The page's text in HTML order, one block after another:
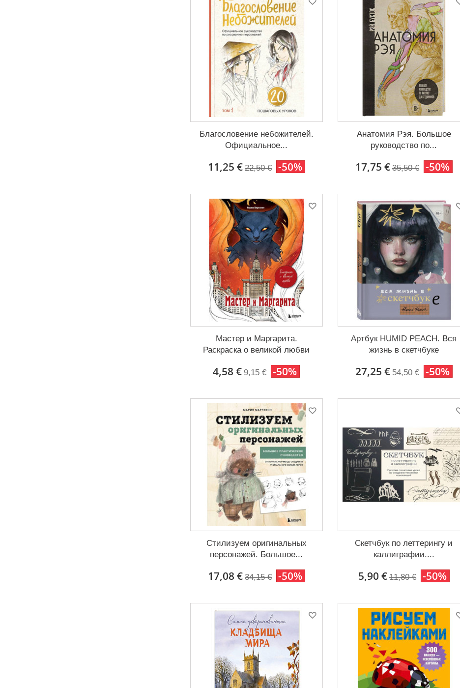
Благословение небожителей.
Официальное...
11,25 € 22,50 € -50%
Анатомия Рэя. Большое
руководство по...
17,75 € 35,50 € -50%
Мастер и Маргарита.
Раскраска о великой любви
4,58 € 9,15 € -50%
Артбук HUMID PEACH. Вся
жизнь в скетчбуке
27,25 € 54,50 € -50%
Стилизуем оригинальных
персонажей. Большое...
17,08 € 34,15 € -50%
Скетчбук по леттерингу и
каллиграфии....
5,90 € 11,80 € -50%